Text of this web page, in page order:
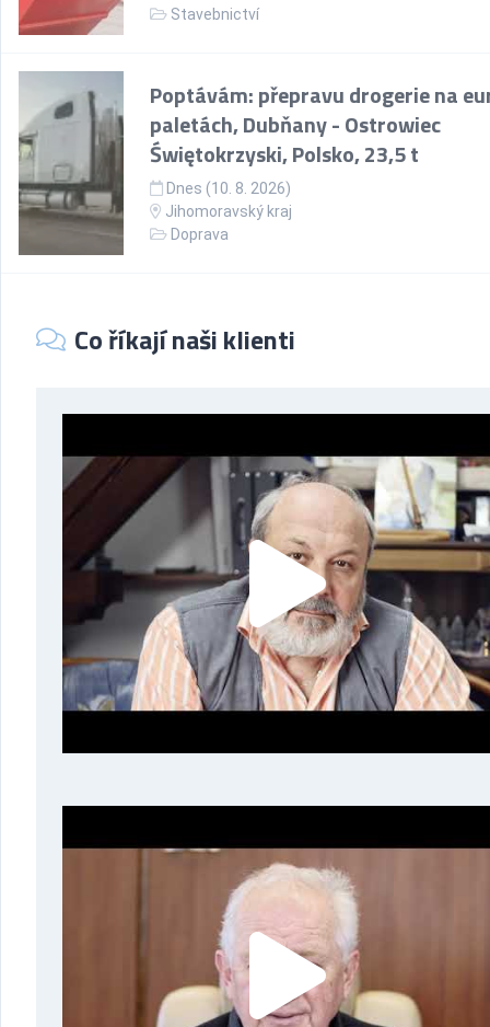
Stavebnictví
Poptávám: přepravu drogerie na
paletách, Dubňany - Ostrowiec
Świętokrzyski, Polsko, 23,5 t
Dnes (10. 8. 2026)
Jihomoravský kraj
Doprava
Co říkají naši klienti